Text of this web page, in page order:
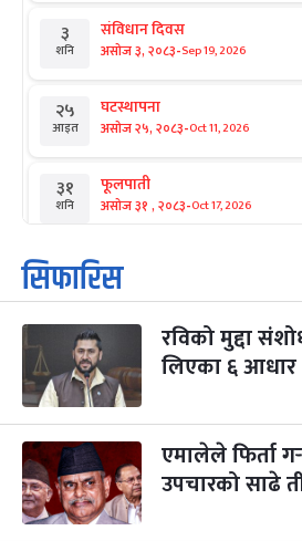
३
शनि
संविधान दिवस
असोज ३, २०८३-Sep 19, 2026
२५
आइत
घटस्थापना
असोज २५, २०८३-Oct 11, 2026
३१
शनि
फूलपाती
असोज ३१ , २०८३-Oct 17, 2026
१
आइत
कार्तिक सङ्क्रान्ति
कार्तिक १, २०८३
मंगल कार्तिक ३, २०८३-Oct 20, 2026
४
बुध कार्तिक ४, २०८३ Oct 21, 2026
५
बिहि
पापा‌ङ्कुशा एकादशी व्रत
कार्तिक ५, २०८३
सिफारिस
रविको मुद्दा
लिएका ६ आधार
एमालेले फिर्ता
उपचारको साढे